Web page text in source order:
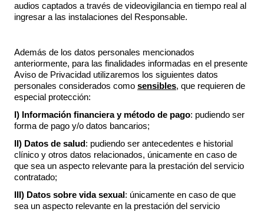
audios captados a través de videovigilancia en tiempo real al
ingresar a las instalaciones del Responsable.
Además de los datos personales mencionados
anteriormente, para las finalidades informadas en el presente
Aviso de Privacidad utilizaremos los siguientes datos
personales considerados como sensibles, que requieren de
especial protección:
I) Información financiera y método de pago: pudiendo ser
forma de pago y/o datos bancarios;
II) Datos de salud : pudiendo ser antecedentes e historial
clínico y otros datos relacionados, únicamente en caso de
que sea un aspecto relevante para la prestación del servicio
contratado;
III) Datos sobre vida sexual : únicamente en caso de que
sea un aspecto relevante en la prestación del servicio